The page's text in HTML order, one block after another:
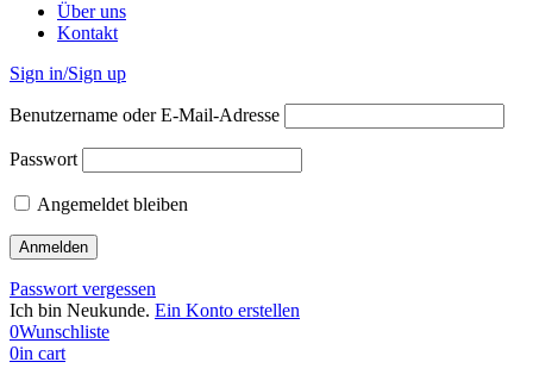
Über uns
Kontakt
Sign in/Sign up
Benutzername oder E-Mail-Adresse
Passwort
Angemeldet bleiben
Passwort vergessen
Ich bin Neukunde. Ein Konto erstellen
0Wunschliste
0in cart